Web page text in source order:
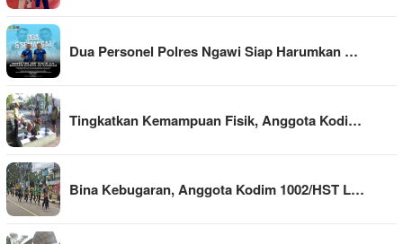
Dua Personel Polres Ngawi Siap Harumkan …
Tingkatkan Kemampuan Fisik, Anggota Kodi…
Bina Kebugaran, Anggota Kodim 1002/HST L…